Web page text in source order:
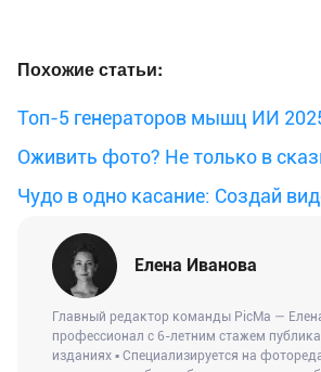
Похожие статьи:
Топ-5 генераторов мышц ИИ
одним кликом
Оживить фото? Не только в
Чудо в одно касание: Создай
фото с PicMa AI!
Елена Иванова
Главный редактор команды PicMa —
профессионал с 6-летним стажем
изданиях ▪ Специализируется на